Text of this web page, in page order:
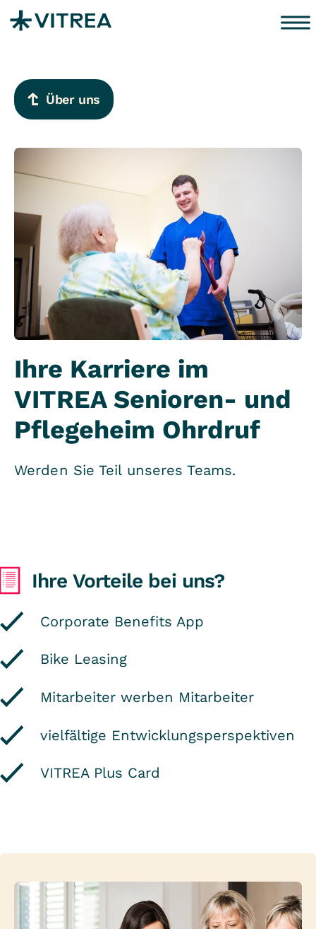
Zum Inhalt springen
Über uns
Ihre Karriere im
VITREA Senioren- und
Pflegeheim Ohrdruf
Werden Sie Teil unseres Teams.
Ihre Vorteile bei uns?
Corporate Benefits App
Bike Leasing
Mitarbeiter werben Mitarbeiter
vielfältige Entwicklungsperspektiven
VITREA Plus Card